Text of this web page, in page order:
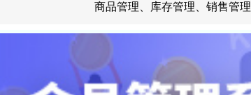
商品管理、库存管理、销售管理